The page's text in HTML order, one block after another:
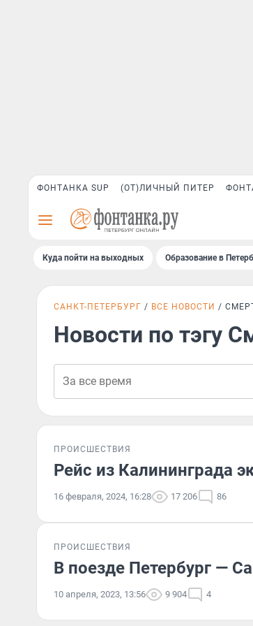
ФОНТАНКА SUP (ОТ)ЛИЧНЫЙ ПИТЕР
Куда пойти на выходных Образование в
САНКТ-ПЕТЕРБУРГ ВСЕ НОВОСТИ
Новости по тэгу
ПРОИСШЕСТВИЯ
Рейс из Калининграда
16 февраля, 2024, 16:28 17 206 86
ПРОИСШЕСТВИЯ
В поезде Петербург —
10 апреля, 2023, 13:56 9 904 4